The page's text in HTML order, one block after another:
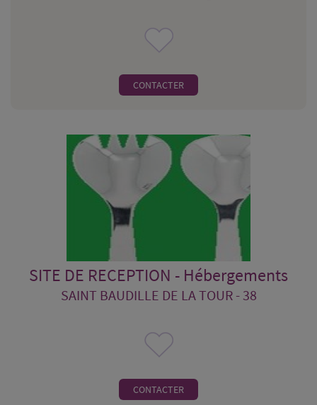
CONTACTER
SITE DE RECEPTION - Hébergements
SAINT BAUDILLE DE LA TOUR - 38
CONTACTER